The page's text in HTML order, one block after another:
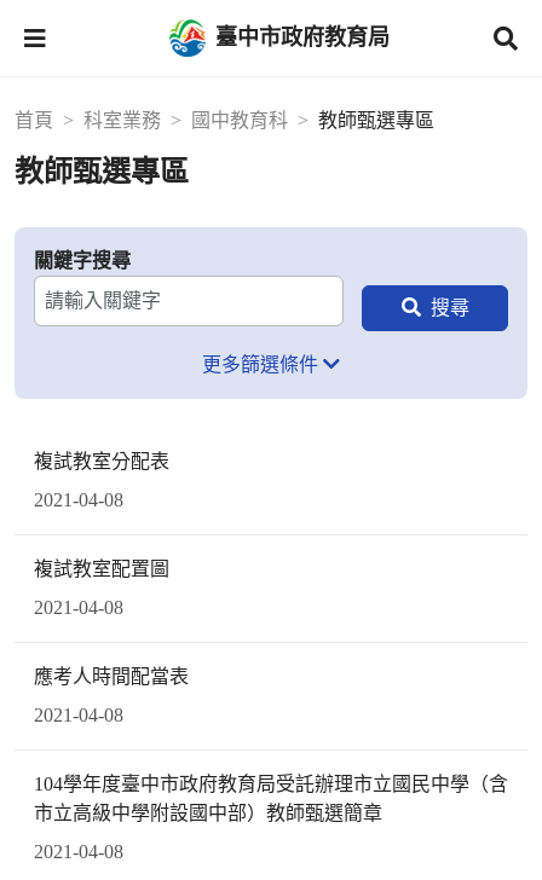
臺中市政府教育局
首頁 科室業務 國中教育科 教師甄選專區
教師甄選專區
關鍵字搜尋
更多篩選條件
複試教室分配表
2021-04-08
複試教室配置圖
2021-04-08
應考人時間配當表
2021-04-08
104學年度臺中市政府教育局受託辦理市立國民中學（含
市立高級中學附設國中部）教師甄選簡章
2021-04-08